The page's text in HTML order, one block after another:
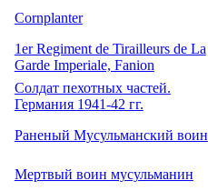
Cornplanter
1er Regiment de Tirailleurs de La
Garde Imperiale, Fanion
Солдат пехотных частей.
Германия 1941-42 гг.
Раненый Мусульманский воин
Мертвый воин мусульманин